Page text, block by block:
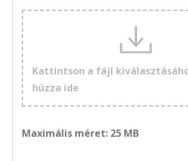
Kattintson a fájl
húzza ide
Maximális méret: 25 MB